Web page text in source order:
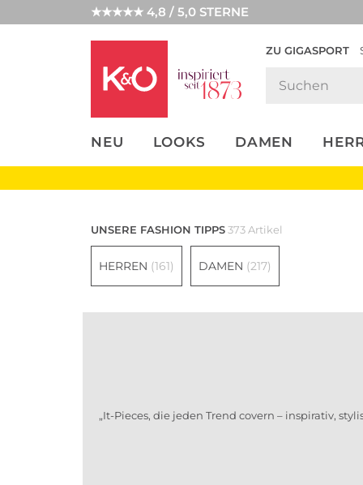
★★★★★ 4,8 / 5,0 STERNE
ZU GIGASPORT
NEU LOOKS DAMEN
UNSERE APP
CLICK &
Sommertrends
UNSERE FASHION TIPPS373 Artikel
HERREN (161) DAMEN (217)
„It-Pieces, die jeden Trend covern – inspirativ,